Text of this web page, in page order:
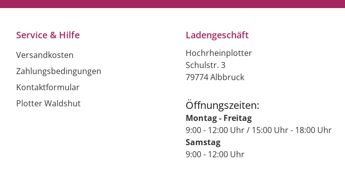
Service & Hilfe
Versandkosten
Zahlungsbedingungen
Kontaktformular
Plotter Waldshut
Ladengeschäft
Hochrheinplotter
Schulstr. 3
79774 Albbruck
Öffnungszeiten:
Montag - Freitag
9:00 - 12:00 Uhr / 15:00 Uhr - 18:00 Uhr
Samstag
9:00 - 12:00 Uhr